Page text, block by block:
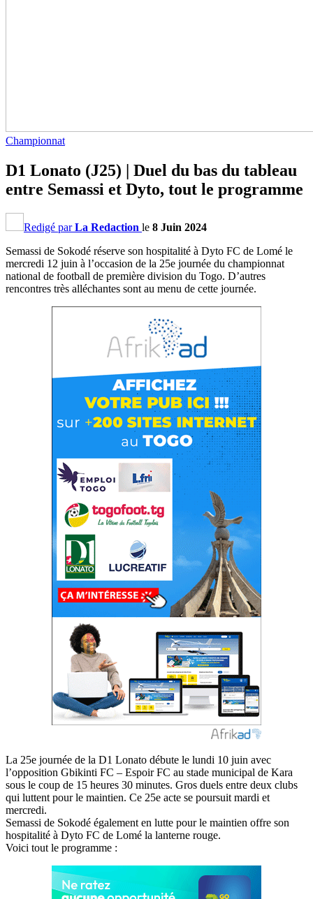
Championnat
D1 Lonato (J25) | Duel du bas du tableau
entre Semassi et Dyto, tout le programme
Redigé parLa Redaction le 8 Juin 2024
Semassi de Sokodé réserve son hospitalité à Dyto FC de Lomé le
mercredi 12 juin à l’occasion de la 25e journée du championnat
national de football de première division du Togo. D’autres
rencontres très alléchantes sont au menu de cette journée.
La 25e journée de la D1 Lonato débute le lundi 10 juin avec
l’opposition Gbikinti FC – Espoir FC au stade municipal de Kara
sous le coup de 15 heures 30 minutes. Gros duels entre deux clubs
qui luttent pour le maintien. Ce 25e acte se poursuit mardi et
mercredi.
Semassi de Sokodé également en lutte pour le maintien offre son
hospitalité à Dyto FC de Lomé la lanterne rouge.
Voici tout le programme :